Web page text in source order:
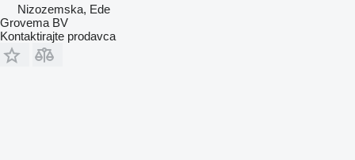
Nizozemska, Ede
Grovema BV
Kontaktirajte prodavca